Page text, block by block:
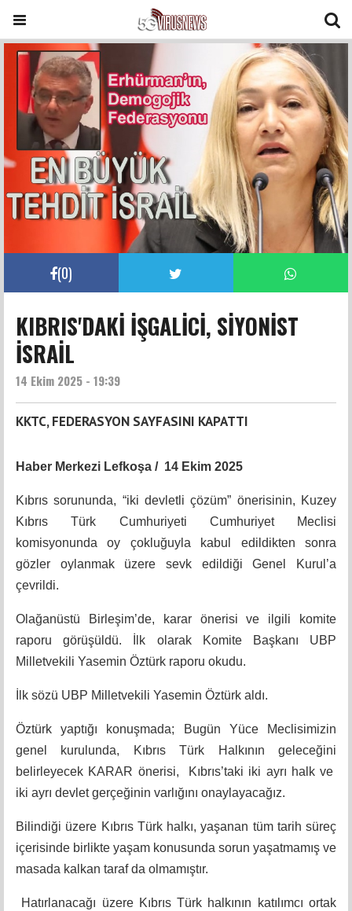
(0)
KIBRIS'DAKİ İŞGALİCİ, SİYONİST
İSRAİL
14 Ekim 2025 - 19:39
KKTC, FEDERASYON SAYFASINI KAPATTI
Haber Merkezi Lefkoşa / 14 Ekim 2025
Kıbrıs sorununda, “iki devletli çözüm” önerisinin, Kuzey
Kıbrıs Türk Cumhuriyeti Cumhuriyet Meclisi
komisyonunda oy çokluğuyla kabul edildikten sonra
gözler oylanmak üzere sevk edildiği Genel Kurul’a
çevrildi.
Olağanüstü Birleşim’de, karar önerisi ve ilgili komite
raporu görüşüldü. İlk olarak Komite Başkanı UBP
Milletvekili Yasemin Öztürk raporu okudu.
İlk sözü UBP Milletvekili Yasemin Öztürk aldı.
Öztürk yaptığı konuşmada;
Bugün Yüce Meclisimizin
genel kurulunda, Kıbrıs Türk Halkının geleceğini
belirleyecek KARAR önerisi, Kıbrıs’taki iki ayrı halk ve
iki ayrı devlet gerçeğinin varlığını onaylayacağız.
Bilindiği üzere Kıbrıs Türk halkı, yaşanan tüm tarih süreç
içerisinde birlikte yaşam konusunda sorun yaşatmamış ve
masada kalkan taraf da olmamıştır.
Hatırlanacağı üzere Kıbrıs Türk halkının katılımcı ortak